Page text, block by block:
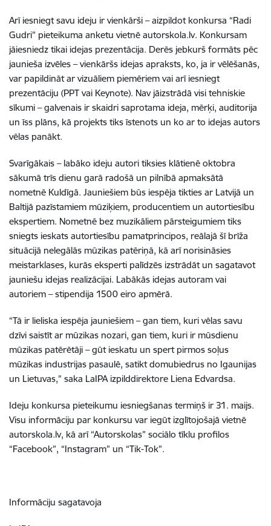
Arī iesniegt savu ideju ir vienkārši – aizpildot konkursa “Radi
Gudri” pieteikuma anketu vietnē autorskola.lv. Konkursam
jāiesniedz tikai idejas prezentācija. Derēs jebkurš formāts pēc
jaunieša izvēles – vienkāršs idejas apraksts, ko, ja ir vēlēšanās,
var papildināt ar vizuāliem piemēriem vai arī iesniegt
prezentāciju (PPT vai Keynote). Nav jāizstrādā visi tehniskie
sīkumi – galvenais ir skaidri saprotama ideja, mērķi, auditorija
un īss plāns, kā projekts tiks īstenots un ko ar to idejas autors
vēlas panākt.
Svarīgākais – labāko ideju autori tiksies klātienē oktobra
sākumā trīs dienu garā radošā un pilnībā apmaksātā
nometnē Kuldīgā. Jauniešiem būs iespēja tikties ar Latvijā un
Baltijā pazīstamiem mūziķiem, producentiem un autortiesību
ekspertiem. Nometnē bez muzikāliem pārsteigumiem tiks
sniegts ieskats autortiesību pamatprincipos, reālajā šī brīža
situācijā nelegālās mūzikas patēriņā, kā arī norisināsies
meistarklases, kurās eksperti palīdzēs izstrādāt un sagatavot
jauniešu idejas realizācijai. Labākās idejas autoram vai
autoriem – stipendija 1500 eiro apmērā.
“Tā ir lieliska iespēja jauniešiem – gan tiem, kuri vēlas savu
dzīvi saistīt ar mūzikas nozari, gan tiem, kuri ir mūsdienu
mūzikas patērētāji – gūt ieskatu un spert pirmos soļus
mūzikas industrijas pasaulē, satikt domubiedrus no Igaunijas
un Lietuvas,” saka LaIPA izpilddirektore Liena Edvardsa.
Ideju konkursa pieteikumu iesniegšanas termiņš ir 31. maijs.
Visu informāciju par konkursu var iegūt izglītojošajā vietnē
autorskola.lv, kā arī “Autorskolas” sociālo tīklu profilos
“Facebook”, “Instagram” un “Tik-Tok”.
Informāciju sagatavoja